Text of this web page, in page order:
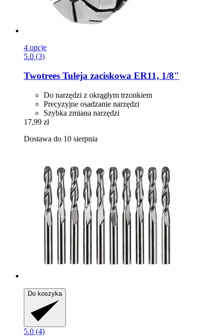
4 opcje
5.0 (3)
Twotrees Tuleja zaciskowa ER11, 1/8"
Do narzędzi z okrągłym trzonkiem
Precyzyjne osadzanie narzędzi
Szybka zmiana narzędzi
17,99 zł
Dostawa do 10 sierpnia
Do koszyka
5.0 (4)